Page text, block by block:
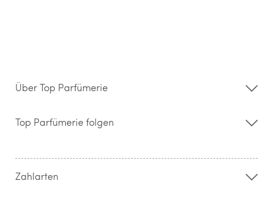
Über Top Parfümerie
Storefinder
Kontakt
Widerrufsrecht & Rückgabebedingungen
Top Parfümerie folgen
Zahlarten